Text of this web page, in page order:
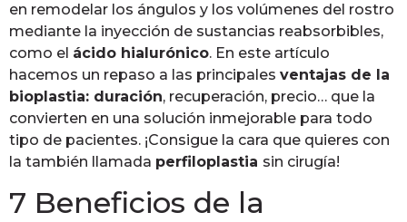
en remodelar los ángulos y los volúmenes del rostro
mediante la inyección de sustancias reabsorbibles,
como el ácido hialurónico. En este artículo
hacemos un repaso a las principales ventajas de la
bioplastia: duración, recuperación, precio… que la
convierten en una solución inmejorable para todo
tipo de pacientes. ¡Consigue la cara que quieres con
la también llamada perfiloplastia sin cirugía!
7 Beneficios de la